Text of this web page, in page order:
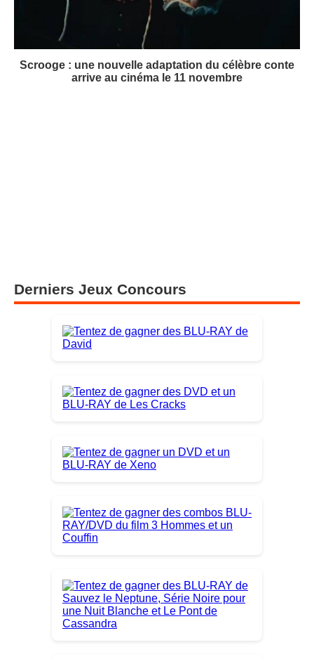
Scrooge : une nouvelle adaptation du célèbre conte
arrive au cinéma le 11 novembre
Derniers Jeux Concours